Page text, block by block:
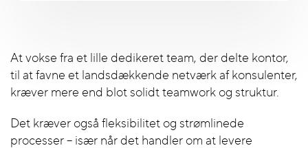
At vokse fra et lille dedikeret team, der delte kontor,
til at favne et landsdækkende netværk af konsulenter,
kræver mere end blot solidt teamwork og struktur.
Det kræver også fleksibilitet og strømlinede
processer – især når det handler om at levere